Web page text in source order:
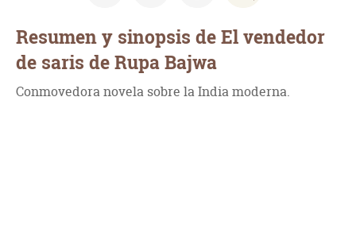
Resumen y sinopsis de El vendedor
de saris de Rupa Bajwa
Conmovedora novela sobre la India moderna.